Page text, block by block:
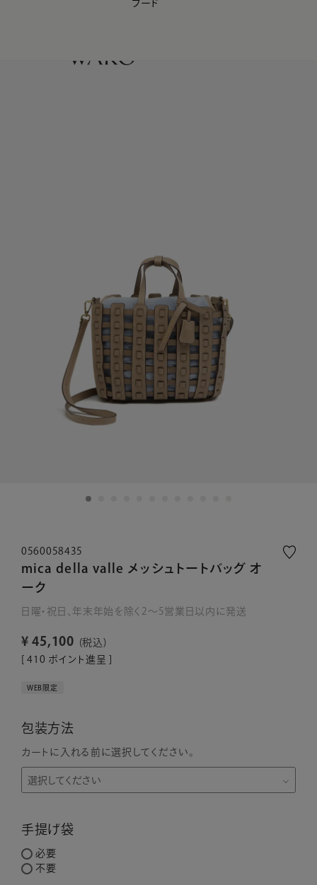
【会員様限定】夏のプレゼントキャンペーン開催中
フード
0560058435
mica della valle メッシュトートバッグ オ
ーク
日曜・祝日、年末年始を除く2～5営業日以内に発送
¥ 45,100
税込
410 ポイント進呈 ]
WEB限定
包装方法
カートに入れる前に選択してください。
手提げ袋
必要
不要